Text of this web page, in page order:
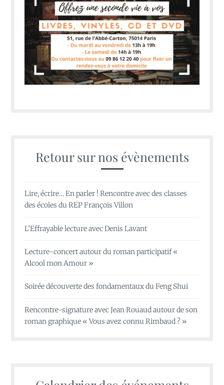
Retour sur nos évènements
Lire, écrire… En parler ! Rencontre avec des classes
des écoles du REP François Villon
L’Effrayable lecture avec Denis Lavant
Lecture-concert autour du roman participatif «
Alcool mon Amour »
Soirée découverte des fondamentaux du Feng Shui
Rencontre-signature avec Jean Rouaud autour de son
roman graphique « Vous avez connu Rimbaud ? »